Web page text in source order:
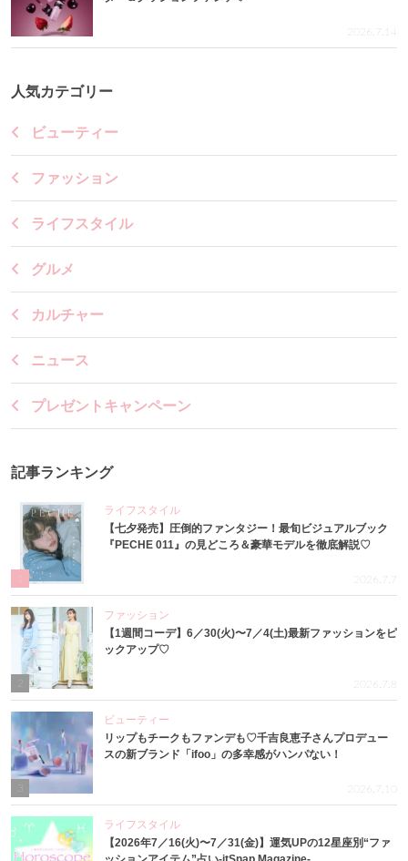
2026.7.14
人気カテゴリー
ビューティー
ファッション
ライフスタイル
グルメ
カルチャー
ニュース
プレゼントキャンペーン
記事ランキング
ライフスタイル
【七夕発売】圧倒的ファンタジー！最旬ビジュアルブック
『PECHE 011』の見どころ＆豪華モデルを徹底解説♡
2026.7.7
ファッション
【1週間コーデ】6／30(火)〜7／4(土)最新ファッションをピ
ックアップ♡
2026.7.8
3
ビューティー
リップもチークもファンデも♡千吉良恵子さんプロデュー
スの新ブランド「ifoo」の多幸感がハンパない！
2026.7.10
ライフスタイル
【2026年7／16(火)〜7／31(金)】運気UPの12星座別“ファ